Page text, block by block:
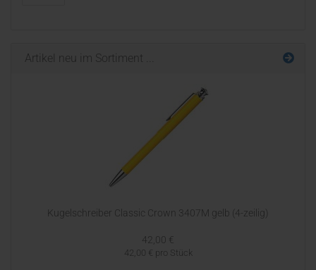
Artikel neu im Sortiment ...
Kugelschreiber Classic Crown 3407M gelb (4-zeilig)
42,00 €
42,00 € pro Stück